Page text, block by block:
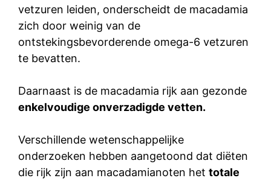
vetzuren leiden, onderscheidt de macadamia
zich door weinig van de
ontstekingsbevorderende omega-6 vetzuren
te bevatten.
Daarnaast is de macadamia rijk aan gezonde
enkelvoudige onverzadigde vetten.
Verschillende wetenschappelijke
onderzoeken hebben aangetoond dat diëten
die rijk zijn aan macadamianoten het totale